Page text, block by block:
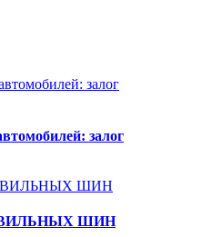
залог
ШИН